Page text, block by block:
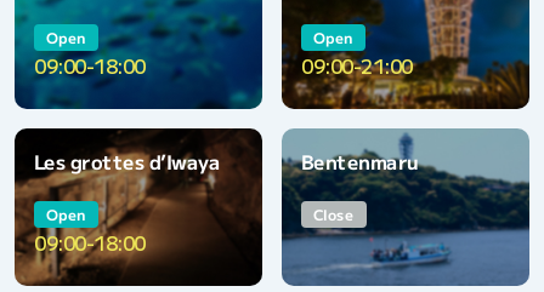
Open
09:00-18:00
Open
09:00-21:00
Les grottes d’Iwaya
Open
09:00-18:00
Bentenmaru
Close